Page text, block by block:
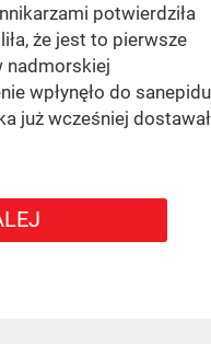
potwierdziła
że jest to pierwsze
nadmorskiej
wpłynęło do sanepidu
już wcześniej dostawał